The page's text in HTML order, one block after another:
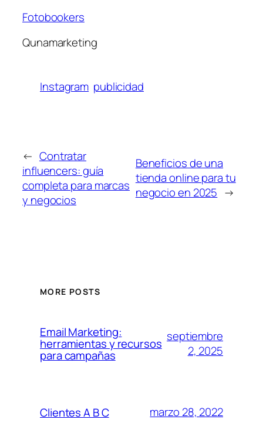
Fotobookers
Qunamarketing
Instagram publicidad
← Contratar
influencers: guía
completa para marcas
y negocios
Beneficios de una
tienda online para tu
negocio en 2025 →
MORE POSTS
Email Marketing:
herramientas y recursos
para campañas
septiembre
2, 2025
Clientes A B C marzo 28, 2022